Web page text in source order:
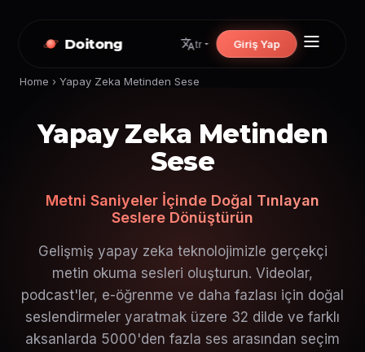
Doitong tr Giriş Yap
Home › Yapay Zeka Metinden Sese
Yapay Zeka Metinden
Sese
Metni Saniyeler İçinde Doğal Tınlayan
Seslere Dönüştürün
Gelişmiş yapay zeka teknolojimizle gerçekçi
metin okuma sesleri oluşturun. Videolar,
podcast'ler, e-öğrenme ve daha fazlası için doğal
seslendirmeler yaratmak üzere 32 dilde ve farklı
aksanlarda 5000'den fazla ses arasından seçim